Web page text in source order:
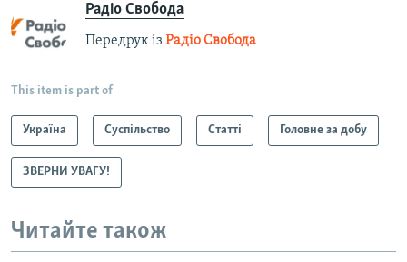
Радіо Свобода
Передрук із Радіо Свобода
This item is part of
Україна Суспільство Статті Головне за добу
ЗВЕРНИ УВАГУ!
Читайте також